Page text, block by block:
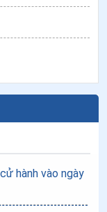
hành vào ngày